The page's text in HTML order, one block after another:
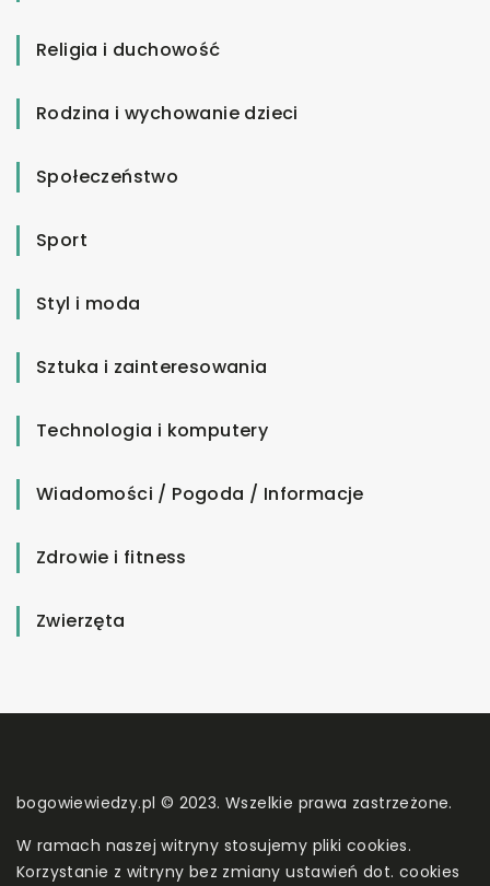
Religia i duchowość
Rodzina i wychowanie dzieci
Społeczeństwo
Sport
Styl i moda
Sztuka i zainteresowania
Technologia i komputery
Wiadomości / Pogoda / Informacje
Zdrowie i fitness
Zwierzęta
bogowiewiedzy.pl © 2023. Wszelkie prawa zastrzeżone.
W ramach naszej witryny stosujemy pliki cookies.
Korzystanie z witryny bez zmiany ustawień dot. cookies